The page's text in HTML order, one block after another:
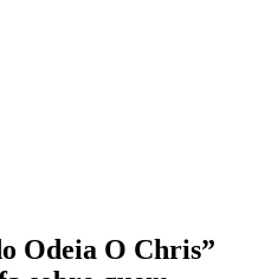
Odeia O Chris”